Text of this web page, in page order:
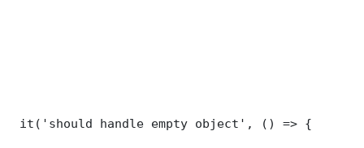
it('should handle empty object', () => {